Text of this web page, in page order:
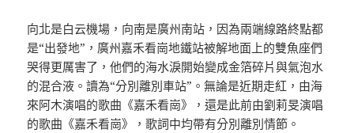
向北是白云機場，向南是廣州南站，因為兩端線路終點都
是“出發地”，廣州嘉禾看崗地鐵站被解地面上的雙魚座們
哭得更厲害了，他們的海水淚開始變成金箔碎片與氣泡水
的混合液。讀為“分別離別車站”。無論是近期走紅，由海
來阿木演唱的歌曲《嘉禾看崗》，還是此前由劉莉旻演唱
的歌曲《嘉禾看崗》，歌詞中均帶有分別離別情節。